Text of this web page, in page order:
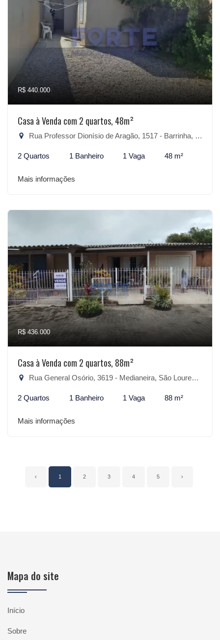
R$ 440.000
Casa à Venda com 2 quartos, 48m²
Rua Professor Dionísio de Aragão, 1517 - Barrinha, São Lourenço do Sul-RS
2 Quartos 1 Banheiro 1 Vaga 48 m²
Mais informações
R$ 436.000
Casa à Venda com 2 quartos, 88m²
Rua General Osório, 3619 - Medianeira, São Lourenço do Sul-RS
2 Quartos 1 Banheiro 1 Vaga 88 m²
Mais informações
‹ 1 2 3 4 5 ›
Mapa do site
Início
Sobre